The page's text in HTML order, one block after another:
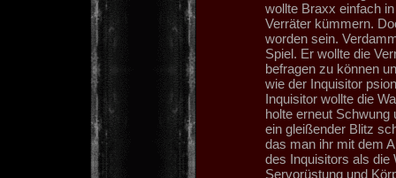
wollte Braxx einfach
Verräter kümmern.
worden sein.
Spiel. Er wollte die
befragen zu können
wie der Inquisitor
Inquisitor wollte die
holte erneut Schwung
ein gleißender Blitz
das man ihr mit dem
des Inquisitors als die
Servorüstung und